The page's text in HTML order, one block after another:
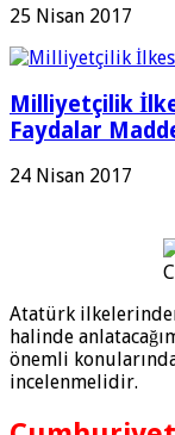
25 Nisan 2017
Milliyetçilik
Faydalar
24 Nisan 2017
Atatürk
halinde
önemli
incelenmelidir.